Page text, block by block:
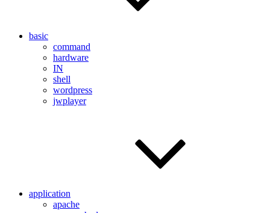
basic
command
hardware
IN
shell
wordpress
jwplayer
application
apache